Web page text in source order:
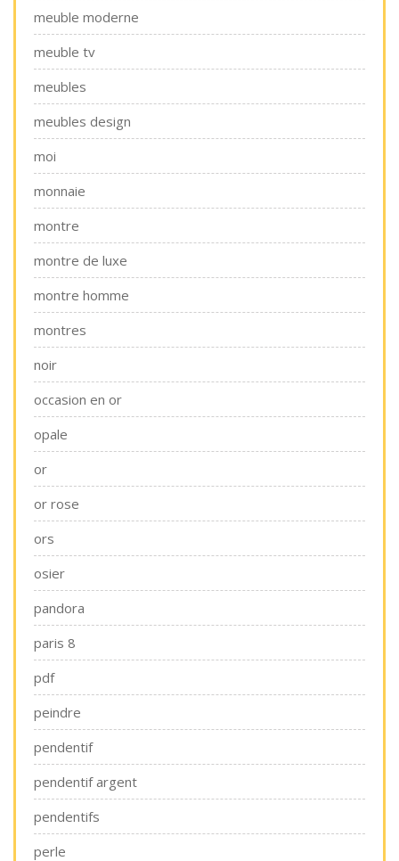
meuble moderne
meuble tv
meubles
meubles design
moi
monnaie
montre
montre de luxe
montre homme
montres
noir
occasion en or
opale
or
or rose
ors
osier
pandora
paris 8
pdf
peindre
pendentif
pendentif argent
pendentifs
perle